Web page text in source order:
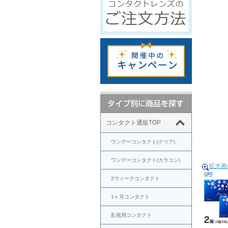
コンタクト通販TOP
ワンデーコンタクト(クリア)
ワンデーコンタクト(カラコン)
2ウィークコンタクト
1ヶ月コンタクト
乱視用コンタクト
拡大